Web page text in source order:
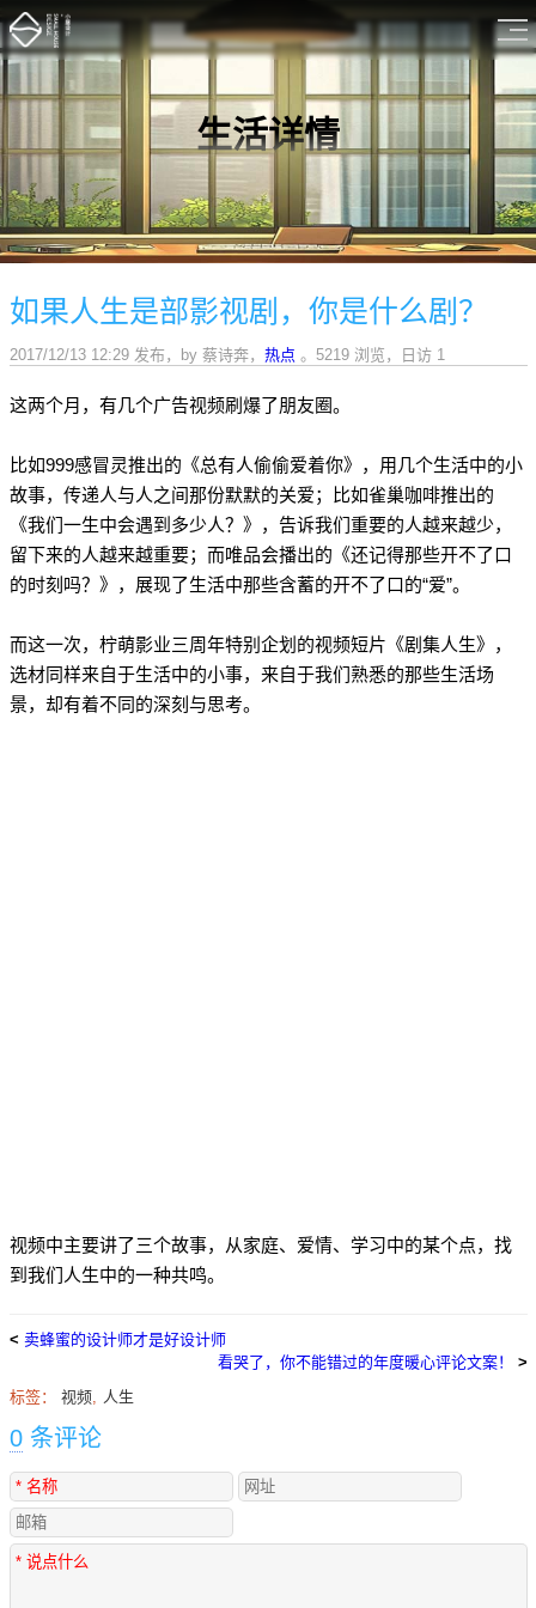
生活详情
如果人生是部影视剧，你是什么剧？
2017/12/13 12:29 发布 ， by 蔡诗奔， 热点 。5219 浏览，日访 1
这两个月，有几个广告视频刷爆了朋友圈。
比如999感冒灵推出的《总有人偷偷爱着你》，用几个生活中的小
故事，传递人与人之间那份默默的关爱；比如雀巢咖啡推出的
《我们一生中会遇到多少人？》，告诉我们重要的人越来越少，
留下来的人越来越重要；而唯品会播出的《还记得那些开不了口
的时刻吗？》，展现了生活中那些含蓄的开不了口的“爱”。
而这一次，柠萌影业三周年特别企划的视频短片《剧集人生》，
选材同样来自于生活中的小事，来自于我们熟悉的那些生活场
景，却有着不同的深刻与思考。
视频中主要讲了三个故事，从家庭、爱情、学习中的某个点，找
到我们人生中的一种共鸣。
< 卖蜂蜜的设计师才是好设计师
看哭了，你不能错过的年度暖心评论文案！
>
标签：
视频, 人生
0条评论